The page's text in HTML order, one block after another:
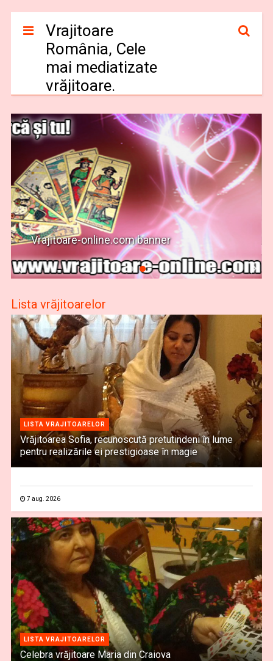
Vrajitoare
România, Cele
mai mediatizate
vrăjitoare.
Vrajitoare-online.com banner
Lista vrăjitoarelor
LISTA VRAJITOARELOR
Vrăjitoarea Sofia, recunoscută pretutindeni în lume
pentru realizările ei prestigioase în magie
7 aug. 2026
LISTA VRAJITOARELOR
Celebra vrăjitoare Maria din Craiova